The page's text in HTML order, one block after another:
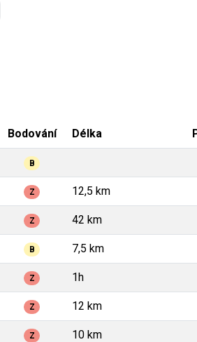
Bodování Délka
B
Z 12,5 km
Z 42 km
B 7,5 km
Z 1h
Z 12 km
Z 10 km